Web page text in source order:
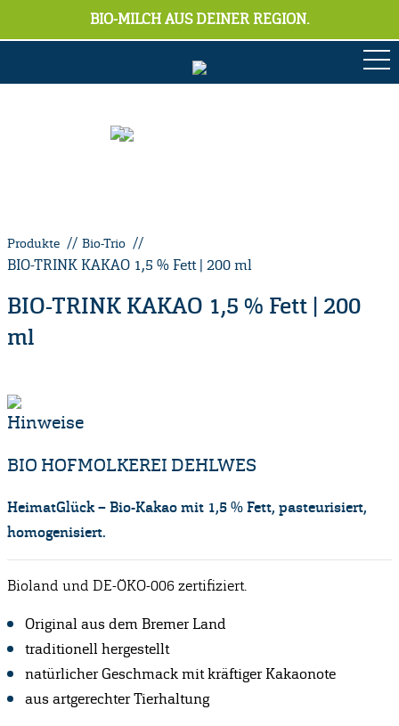
BIO-MILCH AUS DEINER REGION.
Produkte Bio-Trio
BIO-TRINK KAKAO 1,5 % Fett | 200 ml
BIO-TRINK KAKAO 1,5 % Fett | 200
ml
Hinweise
BIO HOFMOLKEREI DEHLWES
HeimatGlück – Bio-Kakao mit 1,5 % Fett, pasteurisiert,
homogenisiert.
Bioland und DE-ÖKO-006 zertifiziert.
Original aus dem Bremer Land
traditionell hergestellt
natürlicher Geschmack mit kräftiger Kakaonote
aus artgerechter Tierhaltung